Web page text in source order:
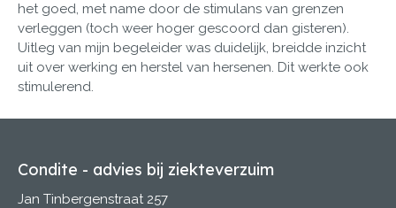
het goed, met name door de stimulans van grenzen
verleggen (toch weer hoger gescoord dan gisteren).
Uitleg van mijn begeleider was duidelijk, breidde inzicht
uit over werking en herstel van hersenen. Dit werkte ook
stimulerend.
Condite - advies bij ziekteverzuim
Jan Tinbergenstraat 257